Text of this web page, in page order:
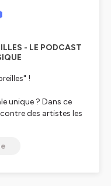
- LE PODCAST
!
unique ? Dans ce
des artistes les
ou d'électro, vous